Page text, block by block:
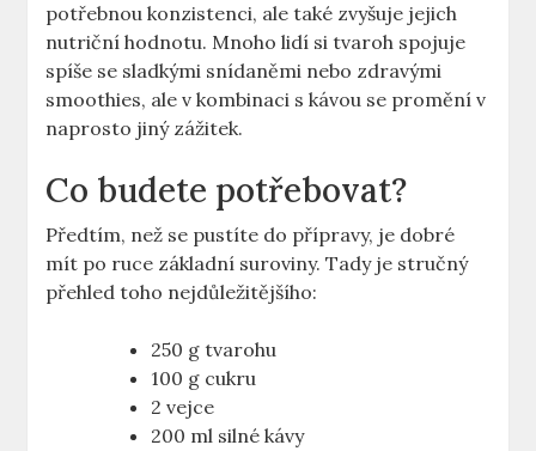
potřebnou konzistenci, ale také zvyšuje jejich
nutriční hodnotu. Mnoho lidí si tvaroh spojuje
spíše se sladkými snídaněmi nebo zdravými
smoothies, ale v kombinaci s kávou se promění v
naprosto jiný zážitek.
Co budete potřebovat?
Předtím, než se pustíte do přípravy, je dobré
mít po ruce základní suroviny. Tady je stručný
přehled toho nejdůležitějšího:
250 g tvarohu
100 g cukru
2 vejce
200 ml silné kávy